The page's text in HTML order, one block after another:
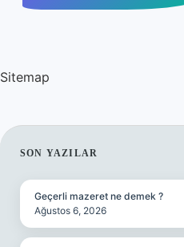
Sitemap
SIDEBAR
SON YAZILAR
Geçerli mazeret ne demek ?
Ağustos 6, 2026